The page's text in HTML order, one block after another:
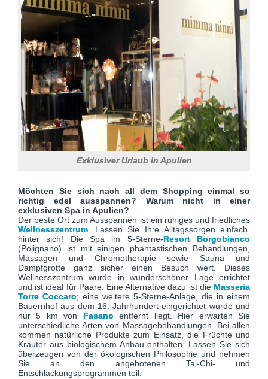
Exklusiver Urlaub in Apulien
Möchten Sie sich nach all dem Shopping einmal so
richtig edel ausspannen? Warum nicht in einer
exklusiven Spa in Apulien?
Der beste Ort zum Ausspannen ist ein ruhiges und friedliches
Wellnesszentrum. Lassen Sie Ihre Alltagssorgen einfach
hinter sich! Die Spa im 5-Sterne-Resort Borgobianco
(Polignano) ist mit einigen phantastischen Behandlungen,
Massagen und Chromotherapie sowie Sauna und
Dampfgrotte ganz sicher einen Besuch wert. Dieses
Wellnesszentrum wurde in wunderschöner Lage errichtet
und ist ideal für Paare. Eine Alternative dazu ist die Masseria
Torre Coccaro; eine weitere 5-Sterne-Anlage, die in einem
Bauernhof aus dem 16. Jahrhundert eingerichtet wurde und
nur 5 km von Fasano entfernt liegt. Hier erwarten Sie
unterschiedliche Arten von Massagebehandlungen. Bei allen
kommen natürliche Produkte zum Einsatz, die Früchte und
Kräuter aus biologischem Anbau enthalten. Lassen Sie sich
überzeugen von der ökologischen Philosophie und nehmen
Sie an den angebotenen Tai-Chi- und
Entschlackungsprogrammen teil.